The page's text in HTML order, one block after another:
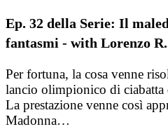
Ep. 32 della Serie: Il
fantasmi - with Lorenzo
Per fortuna, la cosa venne
lancio olimpionico di ciabatta
La prestazione venne così
Madonna…